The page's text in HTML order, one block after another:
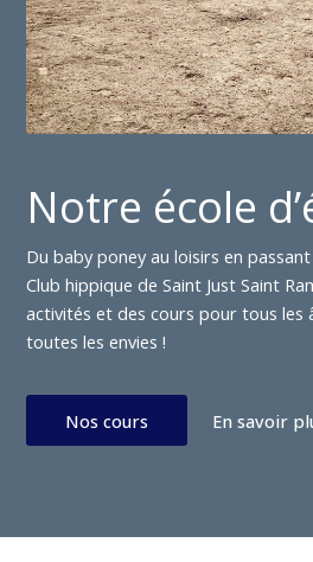
Notre école
Du baby poney au loisirs en
Club hippique de Saint Just Saint
activités et des cours pour tous les
toutes les envies !
Nos cours En savoir